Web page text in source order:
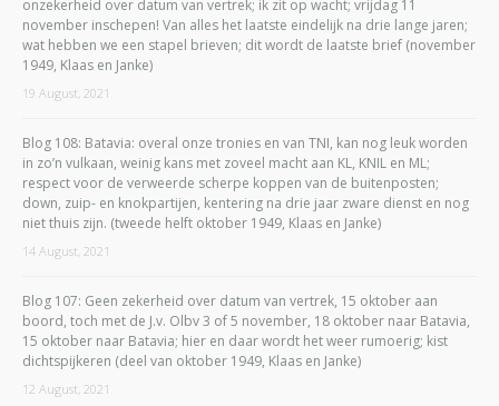
onzekerheid over datum van vertrek; ik zit op wacht; vrijdag 11
november inschepen! Van alles het laatste eindelijk na drie lange jaren;
wat hebben we een stapel brieven; dit wordt de laatste brief (november
1949, Klaas en Janke)
19 August, 2021
Blog 108: Batavia: overal onze tronies en van TNI, kan nog leuk worden
in zo’n vulkaan, weinig kans met zoveel macht aan KL, KNIL en ML;
respect voor de verweerde scherpe koppen van de buitenposten;
down, zuip- en knokpartijen, kentering na drie jaar zware dienst en nog
niet thuis zijn. (tweede helft oktober 1949, Klaas en Janke)
14 August, 2021
Blog 107: Geen zekerheid over datum van vertrek, 15 oktober aan
boord, toch met de J.v. Olbv 3 of 5 november, 18 oktober naar Batavia,
15 oktober naar Batavia; hier en daar wordt het weer rumoerig; kist
dichtspijkeren (deel van oktober 1949, Klaas en Janke)
12 August, 2021